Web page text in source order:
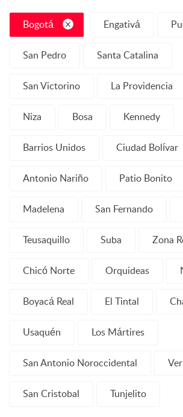
Bogotá Engativá
San Pedro Santa Catalina
San Victorino La Providencia
Niza Bosa Kennedy
Barrios Unidos Ciudad Bolívar
Antonio Nariño Patio Bonito
Madelena San Fernando
Teusaquillo Suba Zona
Chicó Norte Orquideas
Boyacá Real El Tintal
Usaquén Los Mártires
San Antonio Noroccidental
San Cristobal Tunjelito